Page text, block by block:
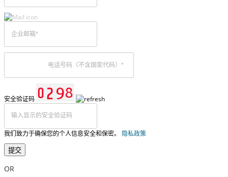
安全验证码
我们致力于确保您的个人信息安全和保密。 隐私政策
提交
OR